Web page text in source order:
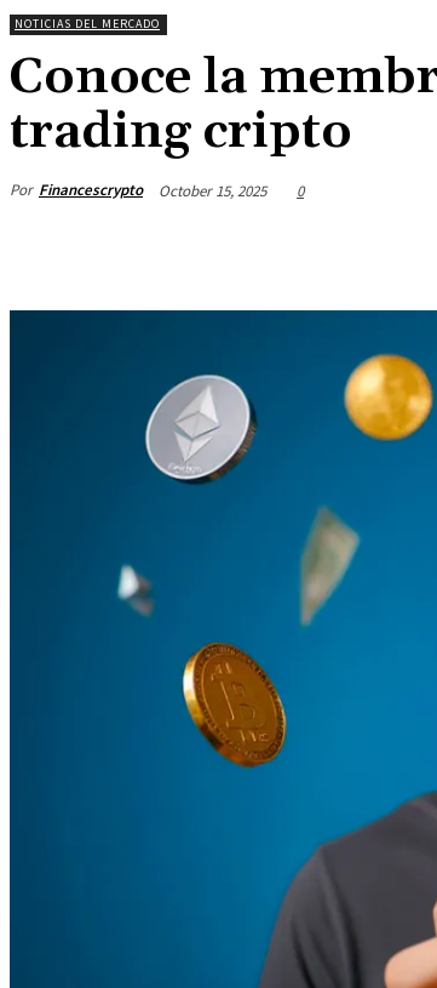
NOTICIAS DEL MERCADO
Conoce la
trading cripto
Por Financescrypto October 15, 2025 0